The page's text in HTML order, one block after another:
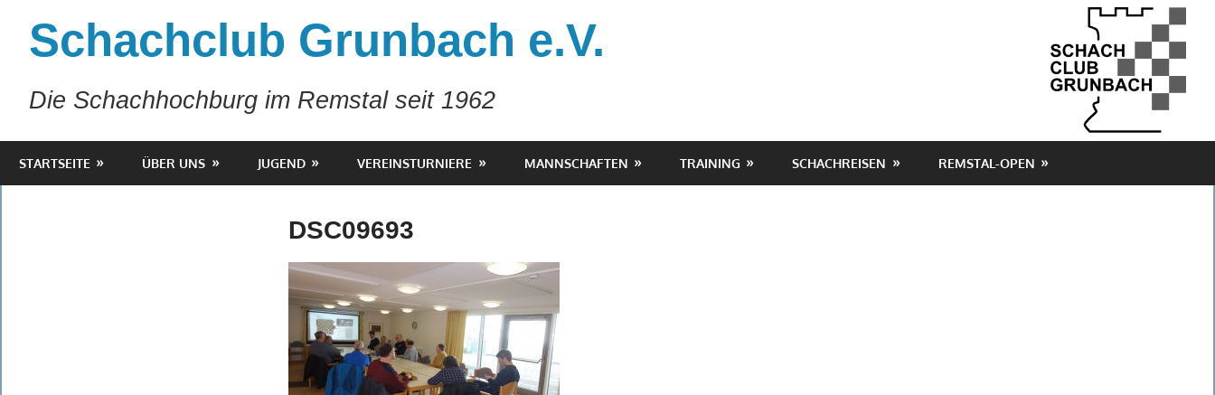
springenSchachclub Grunbach e.V.
Die Schachhochburg im Remstal seit 1962
STARTSEITE ÜBER UNS JUGEND VEREINSTURNIERE MANNSCHAFTEN TRAINING SCHACHREISEN REMSTAL-OPEN
DSC09693